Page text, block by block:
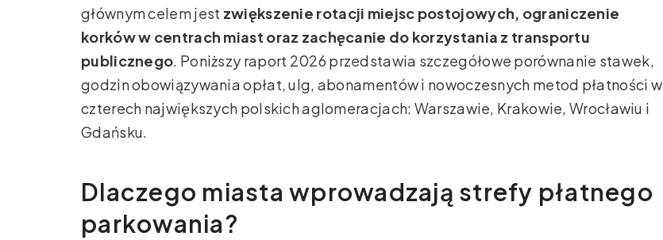
głównym celem jest zwiększenie rotacji miejsc postojowych, ograniczenie
korków w centrach miast oraz zachęcanie do korzystania z transportu
publicznego. Poniższy raport 2026 przedstawia szczegółowe porównanie stawek,
godzin obowiązywania opłat, ulg, abonamentów i nowoczesnych metod płatności w
czterech największych polskich aglomeracjach: Warszawie, Krakowie, Wrocławiu i
Gdańsku.
Dlaczego miasta wprowadzają strefy płatnego
parkowania?